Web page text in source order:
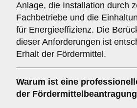
Anlage, die Installation durch
Fachbetriebe und die
für Energieeffizienz. Die
dieser Anforderungen ist
Erhalt der Fördermittel.
Warum ist eine
der